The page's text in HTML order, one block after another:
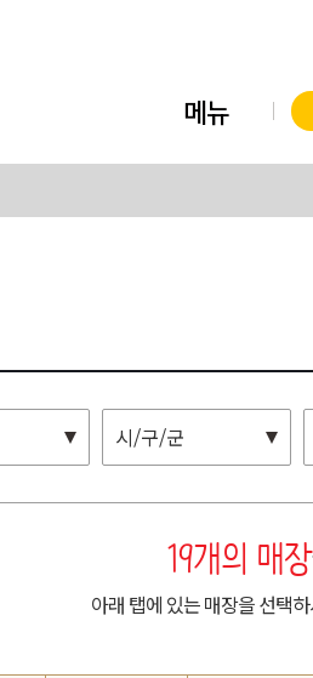
메뉴
시/구/군
19개의 매장
아래 탭에 있는 매장을 선택